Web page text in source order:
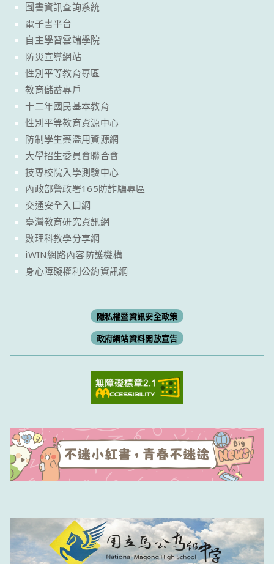
圖書資訊查詢系統
電子書平台
自主學習雲端學院
防災宣導網站
性別平等教育專區
教育儲蓄專戶
十二年國民基本教育
性別平等教育資源中心
防制學生藥濫用資源網
大學招生委員會聯合會
技專校院入學測驗中心
內政部警政署165防詐騙專區
交通安全入口網
臺灣教育研究資訊網
數理科教學分享網
iWIN網路內容防護機構
身心障礙權利公約資訊網
隱私權暨資訊安全政策
政府網站資料開放宣告